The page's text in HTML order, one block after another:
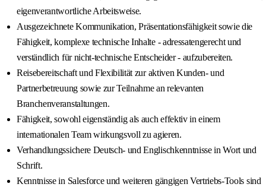
eigenverantwortliche Arbeitsweise.
Ausgezeichnete Kommunikation, Präsentationsfähigkeit sowie die
Fähigkeit, komplexe technische Inhalte - adressatengerecht und
verständlich für nicht-technische Entscheider - aufzubereiten.
Reisebereitschaft und Flexibilität zur aktiven Kunden- und
Partnerbetreuung sowie zur Teilnahme an relevanten
Branchenveranstaltungen.
Fähigkeit, sowohl eigenständig als auch effektiv in einem
internationalen Team wirkungsvoll zu agieren.
Verhandlungssichere Deutsch- und Englischkenntnisse in Wort und
Schrift.
Kenntnisse in Salesforce und weiteren gängigen Vertriebs-Tools sind